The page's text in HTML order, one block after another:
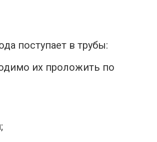
поступает в трубы:
их проложить по